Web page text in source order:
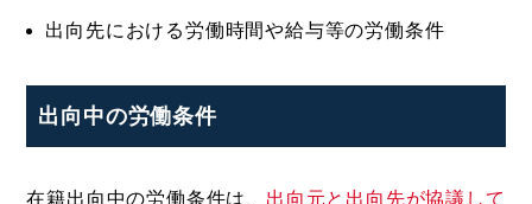
出向先における労働時間や給与等の労働条件
出向中の労働条件
在籍出向中の労働条件は、 出向元と出向先が協議して